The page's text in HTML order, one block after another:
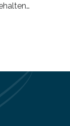
Ausgaben
Alle
bereits in
an,